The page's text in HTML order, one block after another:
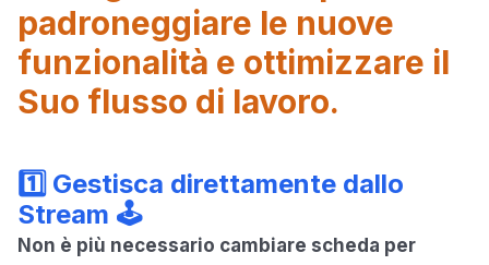
padroneggiare le nuove
funzionalità e ottimizzare il
Suo flusso di lavoro.
1️⃣ Gestisca direttamente dallo
Stream 🕹️
Non è più necessario cambiare scheda per